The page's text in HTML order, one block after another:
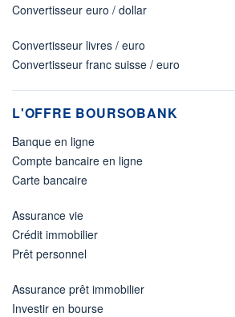
Convertisseur euro / dollar
Convertisseur livres / euro
Convertisseur franc suisse / euro
L'OFFRE BOURSOBANK
Banque en ligne
Compte bancaire en ligne
Carte bancaire
Assurance vie
Crédit immobilier
Prêt personnel
Assurance prêt immobilier
Investir en bourse